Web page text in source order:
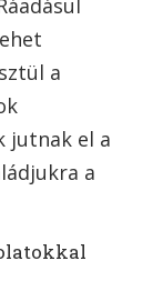
a
jutnak el a
a